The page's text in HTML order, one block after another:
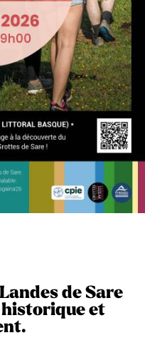
de Sare
et